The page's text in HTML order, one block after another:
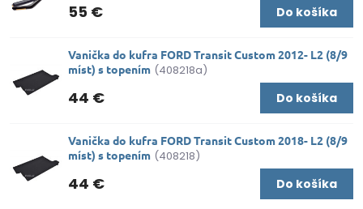
55 € Do košíka
Vanička do kufra FORD Transit Custom 2012- L2 (8/9
míst) s topením (408218a)
44 € Do košíka
Vanička do kufra FORD Transit Custom 2018- L2 (8/9
míst) s topením (408218)
44 € Do košíka